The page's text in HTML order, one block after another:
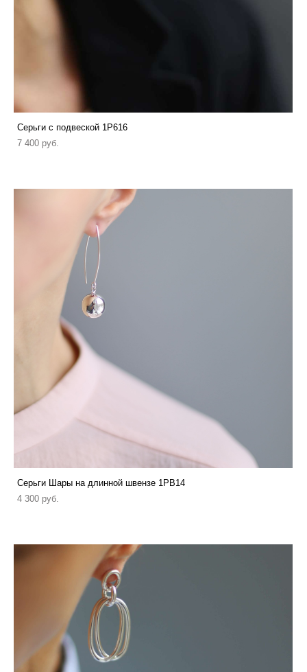
Серьги с подвеской 1P616
7 400 pуб.
Серьги Шары на длинной швензе 1PB14
4 300 pуб.